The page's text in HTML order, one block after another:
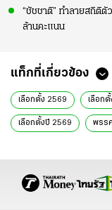
“ชัชชาติ” ทำลายสถิติตั
ล้านคะแนน
แท็กที่เกี่ยวข้อง
เลือกตั้ง 2569 เลือกตั้
เลือกตั้งปี 2569 พรร
การประชุมพรรคการเมือง